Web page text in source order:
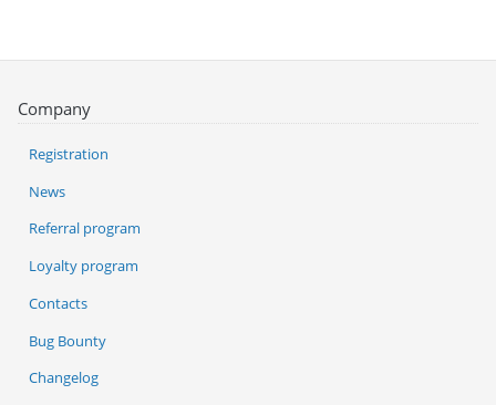
Company
Registration
News
Referral program
Loyalty program
Contacts
Bug Bounty
Changelog